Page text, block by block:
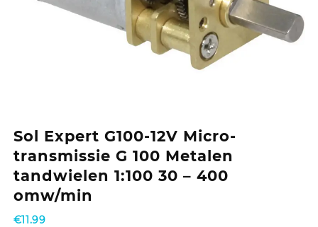
Sol Expert G100-12V Micro-
transmissie G 100 Metalen
tandwielen 1:100 30 – 400
omw/min
€11.99